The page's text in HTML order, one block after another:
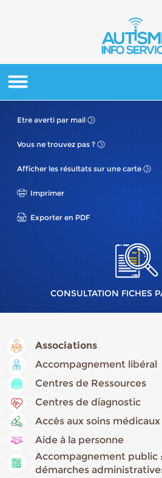
Etre averti par mail
Vous ne trouvez pas ?
Afficher les résultats sur une carte
Imprimer
Exporter en PDF
CONSULTATION FICHES
Associations
Accompagnement libéral
Centres de Ressources
Centres de diagnostic
Accès aux soins médicaux
Aide à la personne
Accompagnement public :
démarches